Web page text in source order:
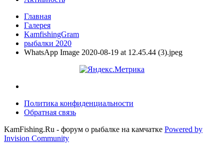
Главная
Галерея
KamfishingGram
рыбалки 2020
WhatsApp Image 2020-08-19 at 12.45.44 (3).jpeg
Политика конфиденциальности
Обратная связь
KamFishing.Ru - форум о рыбалке на камчатке Powered by
Invision Community